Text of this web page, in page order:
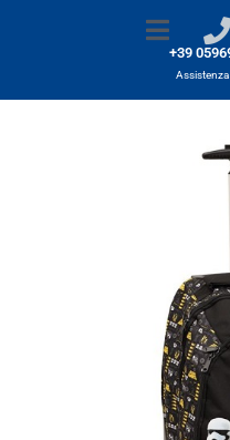
+39
Prodotti